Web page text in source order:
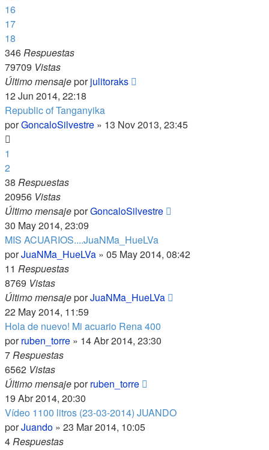
16
17
18
346Respuestas
79709 Vistas
Último mensajeporjulitoraks
12 Jun 2014, 22:18
Republic of Tanganyika
porGoncaloSilvestre » 13 Nov 2013, 23:45
1
2
38 Respuestas
20956 Vistas
Último mensajeporGoncaloSilvestre
30 May 2014, 23:09
MIS ACUARIOS....JuaNMa_HueLVa
porJuaNMa_HueLVa » 05 May 2014, 08:42
11 Respuestas
8769 Vistas
Último mensajeporJuaNMa_HueLVa
22 May 2014, 11:59
Hola de nuevo! Mi acuario Rena 400
porruben_torre » 14 Abr 2014, 23:30
7Respuestas
6562 Vistas
Último mensajeporruben_torre
19 Abr 2014, 20:30
Vídeo 1100 litros (23-03-2014) JUANDO
porJuando » 23 Mar 2014, 10:05
4Respuestas